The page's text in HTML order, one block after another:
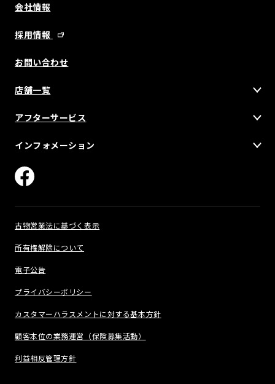
会社情報
採用情報
お問い合わせ
店舗一覧
アフターサービス
インフォメーション
古物営業法に基づく表示
所有権解除について
電子公告
プライバシーポリシー
カスタマーハラスメントに対する基本方針
顧客本位の業務運営（保険募集活動）
利益相反管理方針